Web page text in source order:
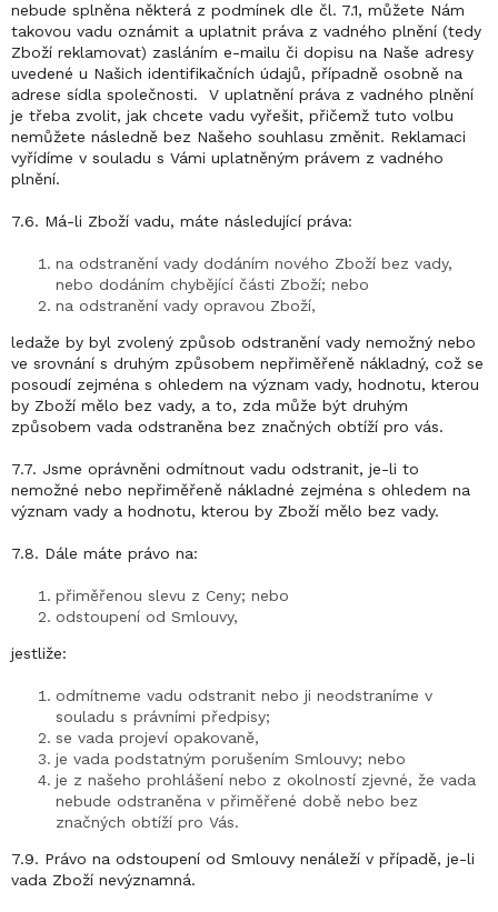
nebude splněna některá z podmínek dle čl. 7.1, můžete Nám
takovou vadu oznámit a uplatnit práva z vadného plnění (tedy
Zboží reklamovat) zasláním e-mailu či dopisu na Naše adresy
uvedené u Našich identifikačních údajů, případně osobně na
adrese sídla společnosti. V uplatnění práva z vadného plnění
je třeba zvolit, jak chcete vadu vyřešit, přičemž tuto volbu
nemůžete následně bez Našeho souhlasu změnit. Reklamaci
vyřídíme v souladu s Vámi uplatněným právem z vadného
plnění.
7.6. Má-li Zboží vadu, máte následující práva:
na odstranění vady dodáním nového Zboží bez vady,
nebo dodáním chybějící části Zboží; nebo
na odstranění vady opravou Zboží,
ledaže by byl zvolený způsob odstranění vady nemožný nebo
ve srovnání s druhým způsobem nepřiměřeně nákladný, což se
posoudí zejména s ohledem na význam vady, hodnotu, kterou
by Zboží mělo bez vady, a to, zda může být druhým
způsobem vada odstraněna bez značných obtíží pro vás.
7.7. Jsme oprávněni odmítnout vadu odstranit, je-li to
nemožné nebo nepřiměřeně nákladné zejména s ohledem na
význam vady a hodnotu, kterou by Zboží mělo bez vady.
7.8. Dále máte právo na:
přiměřenou slevu z Ceny; nebo
odstoupení od Smlouvy,
jestliže:
odmítneme vadu odstranit nebo ji neodstraníme v
souladu s právními předpisy;
se vada projeví opakovaně,
je vada podstatným porušením Smlouvy; nebo
je z našeho prohlášení nebo z okolností zjevné, že vada
nebude odstraněna v přiměřené době nebo bez
značných obtíží pro Vás.
7.9. Právo na odstoupení od Smlouvy nenáleží v případě, je-li
vada Zboží nevýznamná.